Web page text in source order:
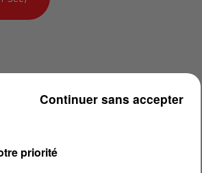
priorité
Continuer sans accepter